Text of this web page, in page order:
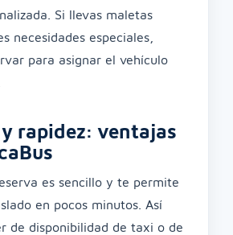
Si llevas maletas
necesidades especiales,
para asignar el vehículo
rapidez: ventajas
es sencillo y te permite
en pocos minutos. Así
de disponibilidad de taxi o de